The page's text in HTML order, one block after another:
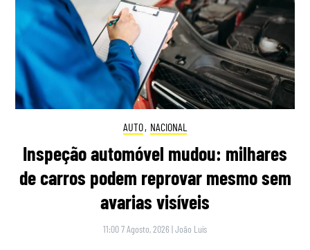
AUTO, NACIONAL
Inspeção automóvel mudou: milhares
de carros podem reprovar mesmo sem
avarias visíveis
11:00 7 Agosto, 2026 |João Luís